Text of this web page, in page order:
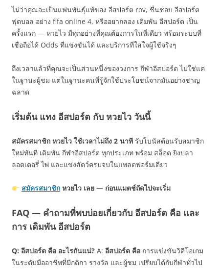
ไม่ว่าคุณจะเป็นแฟนพันธุ์แท้ของ อีสปอร์ต rov, ชื่นชอบ อีสปอร์ต
ฟุตบอล อย่าง fifa online 4, หรืออยากลอง เดิมพัน อีสปอร์ต เป็น
ครั้งแรก — หวยไว มีทุกอย่างที่คุณต้องการในที่เดียว พร้อมระบบที่
เชื่อถือได้ Odds ที่แข่งขันได้ และบริการที่ใส่ใจผู้ใช้จริงๆ
ถึงเวลาแล้วที่คุณจะเป็นส่วนหนึ่งของวงการ กีฬาอีสปอร์ต ไม่ใช่แค่
ในฐานะผู้ชม แต่ในฐานะคนที่รู้จักใช้ประโยชน์จากมันอย่างชาญ
ฉลาด
เริ่มต้น แทง อีสปอร์ต กับ หวยไว วันนี้
สมัครสมาชิก หวยไว ใช้เวลาไม่ถึง 2 นาที รับโบนัสต้อนรับสมาชิก
ใหม่ทันที เดิมพัน กีฬาอีสปอร์ต ทุกประเภท พร้อม สล็อต ยิงปลา
ลอตเตอรี่ ไพ่ และแข่งสัตว์ครบจบในแพลตฟอร์มเดียว
สมัครสมาชิกหวยไว เลย — ก่อนแมตช์ถัดไปจะเริ่ม
FAQ — คำถามที่พบบ่อยเกี่ยวกับ อีสปอร์ต คือ และ
การ เดิมพัน อีสปอร์ต
Q: อีสปอร์ต คือ อะไรกันแน่? A: อีสปอร์ต คือ การแข่งขันวิดีโอเกม
ในระดับมืออาชีพที่มีกติกา รางวัล และผู้ชม เปรียบได้กับกีฬาทั่วไป